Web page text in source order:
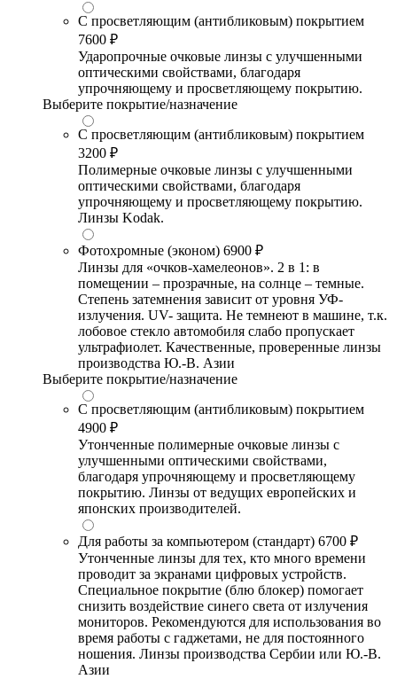
С просветляющим (антибликовым) покрытием
7600 ₽
Ударопрочные очковые линзы с улучшенными
оптическими свойствами, благодаря
упрочняющему и просветляющему покрытию.
Выберите покрытие/назначение
С просветляющим (антибликовым) покрытием
3200 ₽
Полимерные очковые линзы с улучшенными
оптическими свойствами, благодаря
упрочняющему и просветляющему покрытию.
Линзы Kodak.
Фотохромные (эконом) 6900 ₽
Линзы для «очков-хамелеонов». 2 в 1: в
помещении – прозрачные, на солнце – темные.
Степень затемнения зависит от уровня УФ-
излучения. UV- защита. Не темнеют в машине, т.к.
лобовое стекло автомобиля слабо пропускает
ультрафиолет. Качественные, проверенные линзы
производства Ю.-В. Азии
Выберите покрытие/назначение
С просветляющим (антибликовым) покрытием
4900 ₽
Утонченные полимерные очковые линзы с
улучшенными оптическими свойствами,
благодаря упрочняющему и просветляющему
покрытию. Линзы от ведущих европейских и
японских производителей.
Для работы за компьютером (стандарт) 6700 ₽
Утонченные линзы для тех, кто много времени
проводит за экранами цифровых устройств.
Специальное покрытие (блю блокер) помогает
снизить воздействие синего света от излучения
мониторов. Рекомендуются для использования во
время работы с гаджетами, не для постоянного
ношения. Линзы производства Сербии или Ю.-В.
Азии